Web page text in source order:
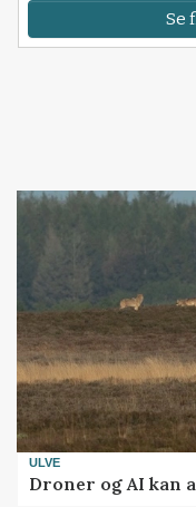
Se
ULVE
Droner og AI kan